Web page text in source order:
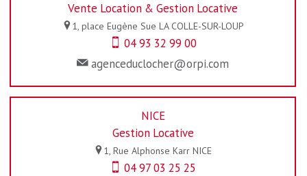
Vente Location & Gestion Locative
1, place Eugène Sue LA COLLE-SUR-LOUP
04 93 32 99 00
agenceduclocher@orpi.com
NICE
Gestion Locative
1, Rue Alphonse Karr NICE
04 97 03 25 25